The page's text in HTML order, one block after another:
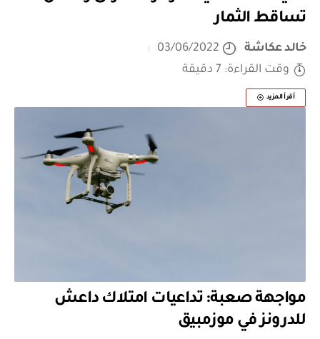
تساقط الثمار
خالد عكاشة
03/06/2022
وقت القراءة: 7 دقيقة
أقرأ المزيد
مواجهة صعبة: تداعيات امتلاك داعش
للدرونز في موزمبيق